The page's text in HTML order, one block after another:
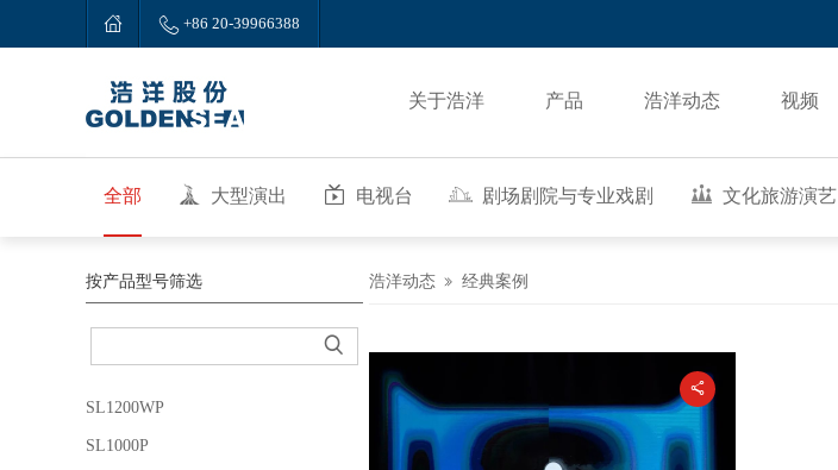
  +86 20-39966388
关于浩洋 产品 浩洋动态 视频
全部 大型演出 电视台 剧场剧院与专业戏剧 文化旅游演艺
按产品型号筛选
SL1200WP
SL1000P
浩洋动态  经典案例
